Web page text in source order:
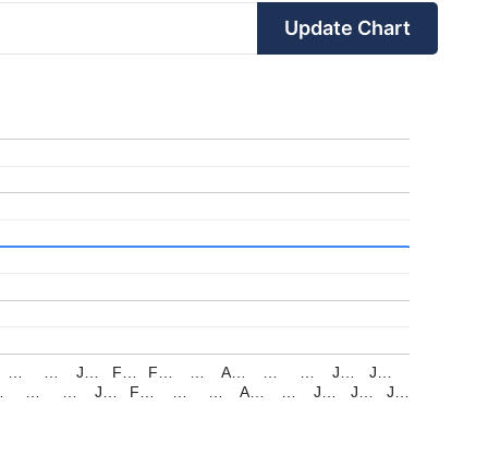
Update Chart
J…
J…
F…
F…
F…
A…
A…
J…
J…
J…
J…
J…